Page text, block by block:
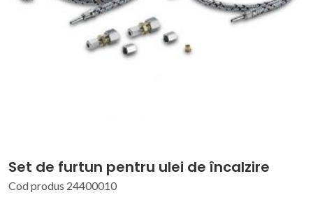
Set de furtun pentru ulei de încalzire
Cod produs 24400010